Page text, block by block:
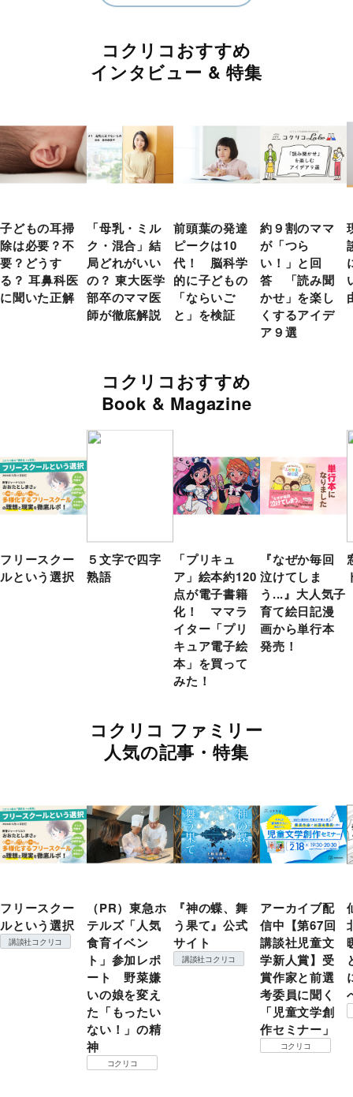
コクリコおすすめ
インタビュー & 特集
子どもの耳掃
除は必要？不
要？どうす
る？ 耳鼻科医
に聞いた正解
「母乳・ミル
ク・混合」結
局どれがいい
の？ 東大医学
部卒のママ医
師が徹底解説
前頭葉の発達
ピークは10
代！ 脳科学
的に子どもの
「ならいご
と」を検証
約９割のママ
が「つら
い！」と回
答 「読み聞
かせ」を楽し
くするアイデ
ア９選
コクリコおすすめ
Book & Magazine
フリースクー
ルという選択
５文字で四字
熟語
「プリキュ
ア」絵本約120
点が電子書籍
化！ ママラ
イター「プリ
キュア電子絵
本」を買って
みた！
『なぜか毎回
泣けてしま
う...』大人気子
育て絵日記漫
画から単行本
発売！
コクリコ ファミリー
人気の記事・特集
フリースクー
ルという選択
講談社コクリコ
（PR）東急ホ
テルズ「人気
食育イベン
ト」参加レポ
ート 野菜嫌
いの娘を変え
た「もったい
ない！」の精
神
コクリコ
『神の蝶、舞
う果て』公式
サイト
講談社コクリコ
アーカイブ配
信中【第67回
講談社児童文
学新人賞】受
賞作家と前選
考委員に聞く
「児童文学創
作セミナー」
コクリコ